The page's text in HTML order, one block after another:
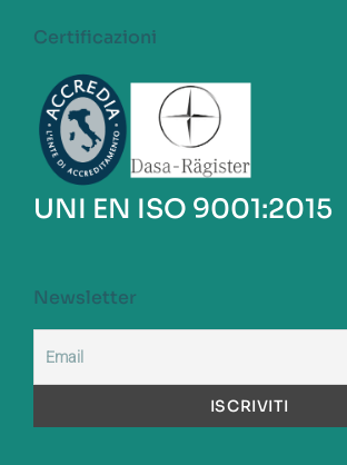
Certificazioni
UNI EN ISO 9001:2015
Newsletter